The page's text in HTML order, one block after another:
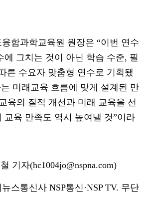
합과학교육원 원장은 “이번 연수
에 그치는 것이 아닌 학습 수준, 필
른 수요자 맞춤형 연수로 기획됐
미래교육 흐름에 맞게 설계된 만
육의 질적 개선과 미래 교육을 선
교육 만족도 역시 높여낼 것”이라
기자(hc1004jo@nspna.com)
스통신사 NSP통신·NSP TV. 무단